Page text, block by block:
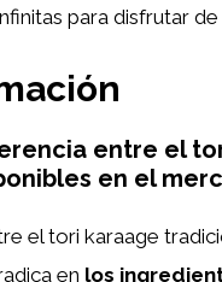
para disfrutar
entre el
en el
el tori karaage
en los